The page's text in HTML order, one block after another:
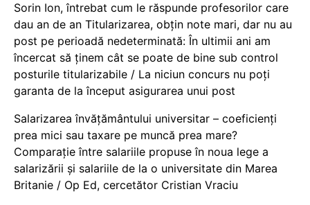
Sorin Ion, întrebat cum le răspunde profesorilor care
dau an de an Titularizarea, obțin note mari, dar nu au
post pe perioadă nedeterminată: În ultimii ani am
încercat să ținem cât se poate de bine sub control
posturile titularizabile / La niciun concurs nu poți
garanta de la început asigurarea unui post
Salarizarea învățământului universitar – coeficienți
prea mici sau taxare pe muncă prea mare?
Comparație între salariile propuse în noua lege a
salarizării și salariile de la o universitate din Marea
Britanie / Op Ed, cercetător Cristian Vraciu